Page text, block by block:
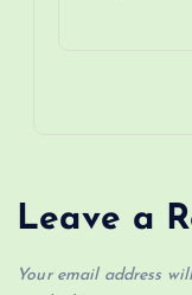
Leave a
Your email address